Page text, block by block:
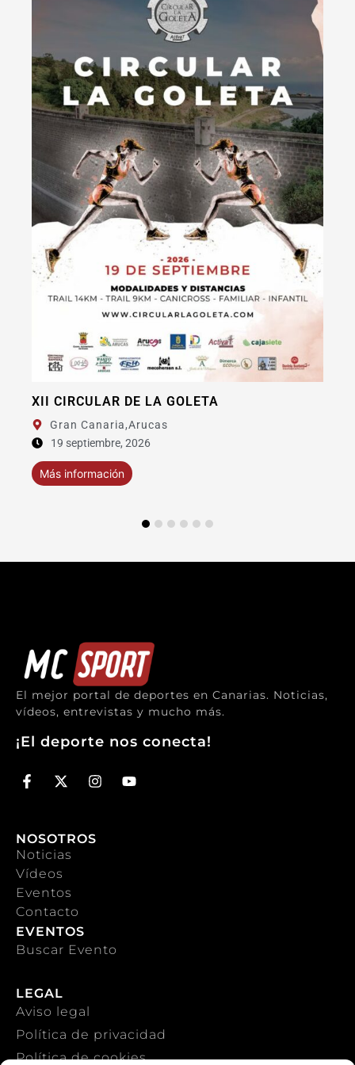
XI BAIFO EXTREME FUERTEVENTURA
Fuerteventura,
11 septiembre, 2026
Más información
El mejor portal de deportes en Canarias. Noticias,
vídeos, entrevistas y mucho más.
¡El deporte nos conecta!
NOSOTROS
Noticias
Vídeos
Eventos
Contacto
EVENTOS
Buscar Evento
LEGAL
Aviso legal
Política de privacidad
Política de cookies